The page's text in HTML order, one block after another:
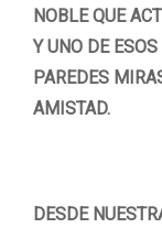
NOBLE QUE
Y UNO DE
PAREDES
AMISTAD.
DESDE